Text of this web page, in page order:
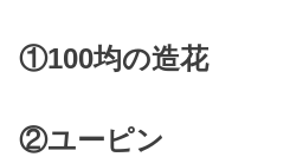
①100均の造花
②ユーピン